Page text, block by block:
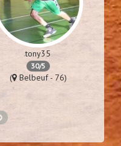
tony35
30/5
( Belbeuf - 76) (